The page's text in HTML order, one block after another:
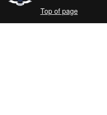
Top of page